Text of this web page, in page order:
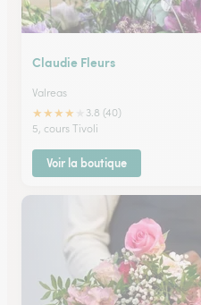
Claudie Fleurs
Valreas
★★★★
3.8 (40)
5, cours Tivoli
Voir la boutique